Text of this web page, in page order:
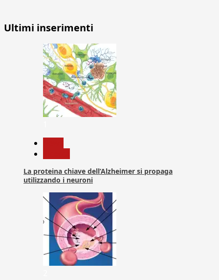
Ultimi inserimenti
La proteina chiave dell’Alzheimer si propaga
utilizzando i neuroni